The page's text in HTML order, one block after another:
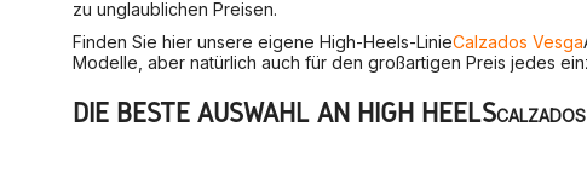
zu unglaublichen Preisen.
Finden Sie hier unsere eigene High-Heels-LinieCalzados Vesga
Modelle, aber natürlich auch für den großartigen Preis jedes
DIE BESTE AUSWAHL AN HIGH HEELS